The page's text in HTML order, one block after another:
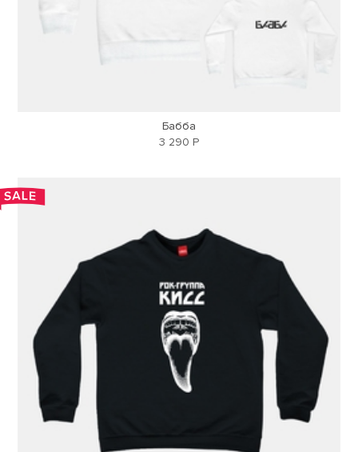
Бабба
3 290 Р